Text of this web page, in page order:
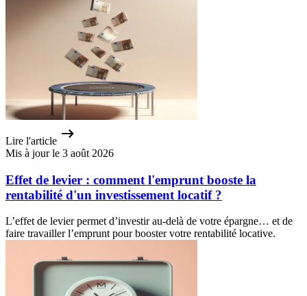
Lire l'article
Mis à jour le 3 août 2026
Effet de levier : comment l'emprunt booste la
rentabilité d'un investissement locatif ?
L’effet de levier permet d’investir au-delà de votre épargne… et de
faire travailler l’emprunt pour booster votre rentabilité locative.